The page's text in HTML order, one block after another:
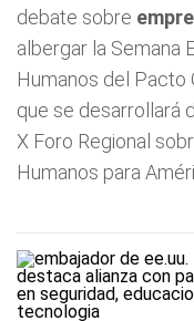
debate sobre
albergar la Semana
Humanos del Pacto
que se desarrollará
X Foro Regional
Humanos para